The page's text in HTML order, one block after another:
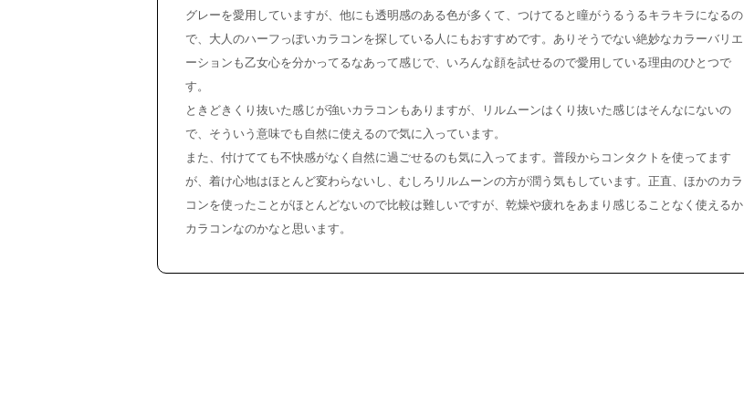
グレーを愛用していますが、他にも透明感のある色が多くて、つけてると瞳がうるうるキラキラになるの
で、大人のハーフっぽいカラコンを探している人にもおすすめです。ありそうでない絶妙なカラーバリエ
ーションも乙女心を分かってるなあって感じで、いろんな顔を試せるので愛用している理由のひとつで
す。
ときどきくり抜いた感じが強いカラコンもありますが、リルムーンはくり抜いた感じはそんなにないの
で、そういう意味でも自然に使えるので気に入っています。
また、付けてても不快感がなく自然に過ごせるのも気に入ってます。普段からコンタクトを使ってます
が、着け心地はほとんど変わらないし、むしろリルムーンの方が潤う気もしています。正直、ほかのカラ
コンを使ったことがほとんどないので比較は難しいですが、乾燥や疲れをあまり感じることなく使えるか
カラコンなのかなと思います。